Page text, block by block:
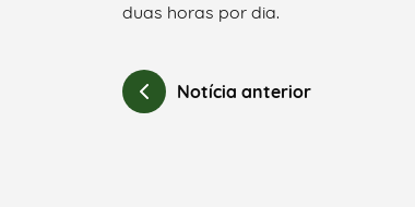
duas horas por dia.
Notícia anterior